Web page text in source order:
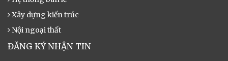
Xây dựng kiến trúc
Nội ngoại thất
ĐĂNG KÝ NHẬN TIN